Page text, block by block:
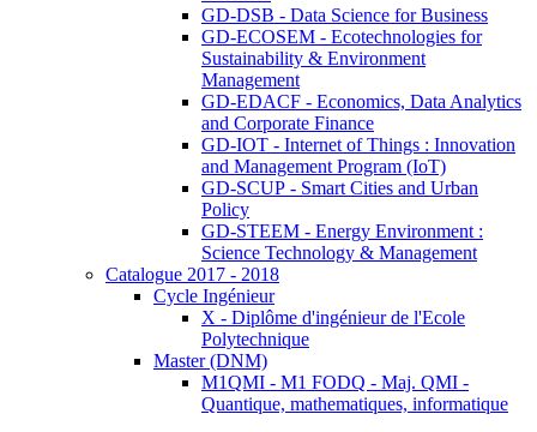
GD-DSB - Data Science for Business
GD-ECOSEM - Ecotechnologies for
Sustainability & Environment
Management
GD-EDACF - Economics, Data Analytics
and Corporate Finance
GD-IOT - Internet of Things : Innovation
and Management Program (IoT)
GD-SCUP - Smart Cities and Urban
Policy
GD-STEEM - Energy Environment :
Science Technology & Management
Catalogue 2017 - 2018
Cycle Ingénieur
X - Diplôme d'ingénieur de l'Ecole
Polytechnique
Master (DNM)
M1QMI - M1 FODQ - Maj. QMI -
Quantique, mathematiques, informatique